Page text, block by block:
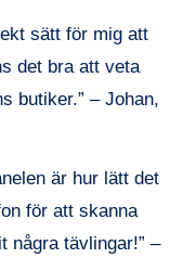
sätt för mig att
det bra att veta
butiker.” – Johan,
är hur lätt det
för att skanna
några tävlingar!” –